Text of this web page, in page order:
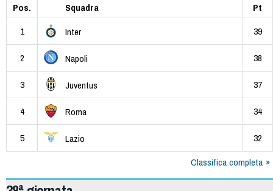
Pos. Squadra
Pt
1
Inter 39
2 Napoli 38
3 Juventus 37
4 Roma 34
5 Lazio
32
Classifica completa